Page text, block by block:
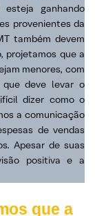
ganhando
provenientes da
também devem
projetamos que a
menores, com
deve levar o
dizer como o
a comunicação
de vendas
Apesar de suas
positiva e a
que a